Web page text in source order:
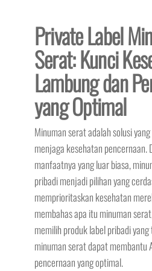
Private Label
Serat: Kunci
Lambung dan
yang Optimal
Minuman serat adalah solusi
menjaga kesehatan pencernaan.
manfaatnya yang luar biasa,
pribadi menjadi pilihan yang
memprioritaskan kesehatan
membahas apa itu minuman
memilih produk label pribadi
minuman serat dapat membantu
pencernaan yang optimal.